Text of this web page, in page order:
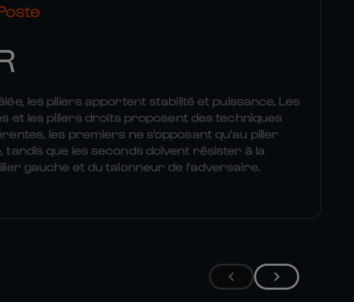
les piliers apportent stabilité et puissance. Les
et les piliers droits proposent des techniques
les premiers ne s'opposant qu'au pilier
tandis que les seconds doivent résister à la
gauche et du talonneur de l'adversaire.